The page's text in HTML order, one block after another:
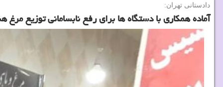
دادستانی تهران:
آماده همكاری با دستگاه ها برای رفع نابسامانی توزیع مرغ